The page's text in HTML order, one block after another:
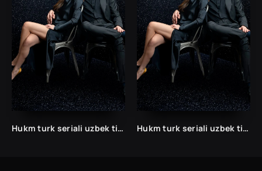
Hukm turk seriali uzbek tilida /Хукм турк сериали ўзбек тилида/ 203. 204. 205. 206. 207. 208. 209. 210. 211. 212. 213. 214. 215 barcha qismlari. Hukm turk seriali uzbek tilida /Хукм турк сериали ўзбек тилида/ 203. 204. 205. 206. 207. 208. 209. 210. 211. 212. 213. 214. 215 barcha qismlari.